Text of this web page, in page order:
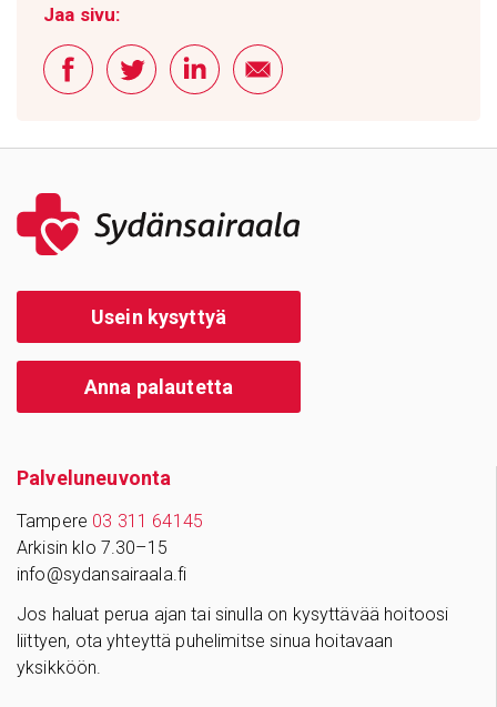
Jaa sivu:
Usein kysyttyä
Anna palautetta
Palve­lu­neu­vonta
Tampere 03 311 64145
Arkisin klo 7.30–15
info@sydansairaala.fi
Jos haluat perua ajan tai sinulla on kysyttävää hoitoosi
liittyen, ota yhteyttä puhelimitse sinua hoitavaan
yksikköön.